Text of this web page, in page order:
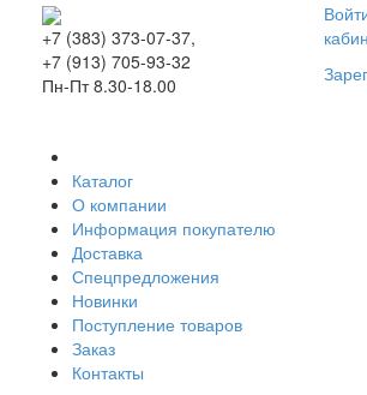
+7 (383) 373-07-37,
+7 (913) 705-93-32
Пн-Пт 8.30-18.00
Каталог
О компании
Информация покупателю
Доставка
Спецпредложения
Новинки
Поступление товаров
Заказ
Контакты